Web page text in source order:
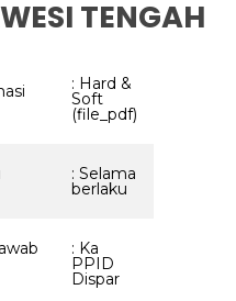
DIKECUALIKAN
TENGAH
: Hard &
Soft
(file_pdf)
: Selama
berlaku
: Ka
PPID
Dispar